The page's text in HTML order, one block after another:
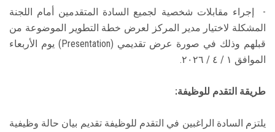
- إجراء مقابلات شخصية لجميع السادة المتقدمين أمام اللجنة
المشكلة لاختيار مدير المركز لعرض خطة التطوير الموضوعة من
قبلهم وذلك في صورة عرض تقديمي (Presentation) يوم الأربعاء
الموافق ١ / ٤ / ٢٠٢٦.
طريقة التقدم للوظيفة:
يلتزم السادة الراغبين في التقدم للوظيفة تقديم بيان حالة وظيفية